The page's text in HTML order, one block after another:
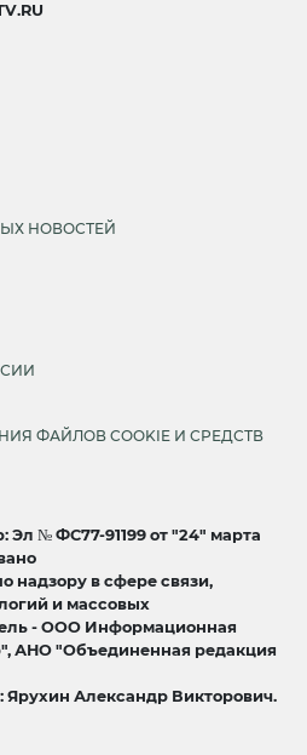
НОВОСТЕЙ
ФАЙЛОВ COOKIE И СРЕДСТВ
№ ФС77-91199 от "24" марта
надзору в сфере связи,
и массовых
- ООО Информационная
АНО "Объединенная редакция
Ярухин Александр Викторович.